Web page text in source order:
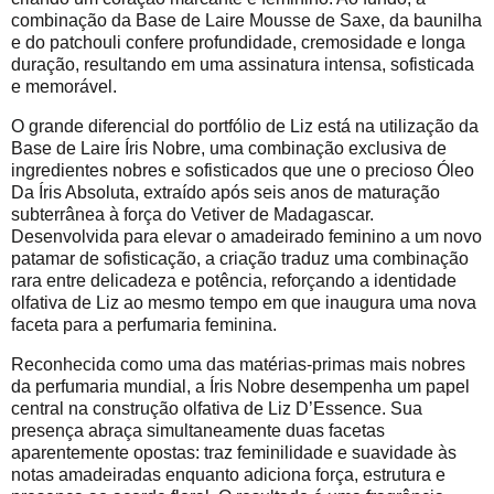
combinação da Base de Laire Mousse de Saxe, da baunilha
e do patchouli confere profundidade, cremosidade e longa
duração, resultando em uma assinatura intensa, sofisticada
e memorável.
O grande diferencial do portfólio de Liz está na utilização da
Base de Laire Íris Nobre, uma combinação exclusiva de
ingredientes nobres e sofisticados que une o precioso Óleo
Da Íris Absoluta, extraído após seis anos de maturação
subterrânea à força do Vetiver de Madagascar.
Desenvolvida para elevar o amadeirado feminino a um novo
patamar de sofisticação, a criação traduz uma combinação
rara entre delicadeza e potência, reforçando a identidade
olfativa de Liz ao mesmo tempo em que inaugura uma nova
faceta para a perfumaria feminina.
Reconhecida como uma das matérias-primas mais nobres
da perfumaria mundial, a Íris Nobre desempenha um papel
central na construção olfativa de Liz D’Essence. Sua
presença abraça simultaneamente duas facetas
aparentemente opostas: traz feminilidade e suavidade às
notas amadeiradas enquanto adiciona força, estrutura e